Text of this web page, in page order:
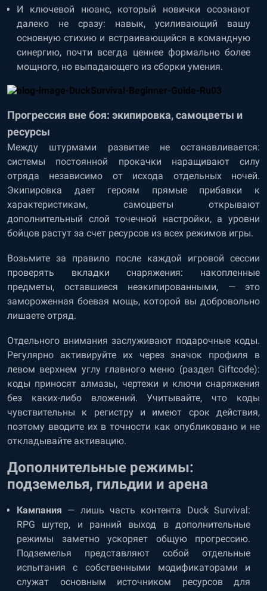
И ключевой нюанс, который новички осознают
далеко не сразу: навык, усиливающий вашу
основную стихию и встраивающийся в командную
синергию, почти всегда ценнее формально более
мощного, но выпадающего из сборки умения.
Прогрессия вне боя: экипировка, самоцветы и
ресурсы
Между штурмами развитие не останавливается:
системы постоянной прокачки наращивают силу
отряда независимо от исхода отдельных ночей.
Экипировка дает героям прямые прибавки к
характеристикам, самоцветы открывают
дополнительный слой точечной настройки, а уровни
бойцов растут за счет ресурсов из всех режимов игры.
Возьмите за правило после каждой игровой сессии
проверять вкладки снаряжения: накопленные
предметы, оставшиеся неэкипированными, — это
замороженная боевая мощь, которой вы добровольно
лишаете отряд.
Отдельного внимания заслуживают подарочные коды.
Регулярно активируйте их через значок профиля в
левом верхнем углу главного меню (раздел Giftcode):
коды приносят алмазы, чертежи и ключи снаряжения
без каких-либо вложений. Учитывайте, что коды
чувствительны к регистру и имеют срок действия,
поэтому вводите их в точности как опубликовано и не
откладывайте активацию.
Дополнительные режимы:
подземелья, гильдии и арена
Кампания — лишь часть контента Duck Survival:
RPG шутер, и ранний выход в дополнительные
режимы заметно ускоряет общую прогрессию.
Подземелья представляют собой отдельные
испытания с собственными модификаторами и
служат основным источником ресурсов для